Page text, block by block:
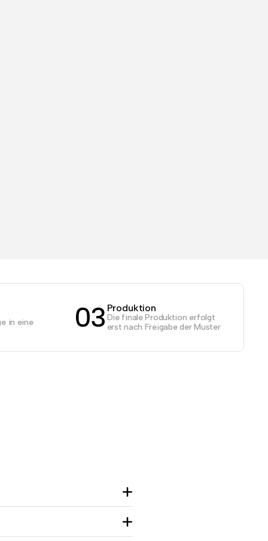
in eine
03 Produktion
Die finale Produktion erfolgt
erst nach Freigabe der Muster